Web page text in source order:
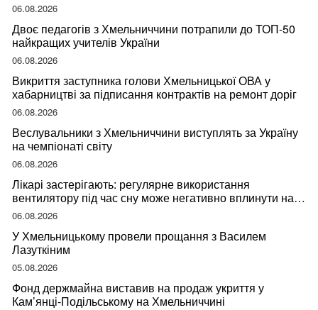
06.08.2026
Двоє педагогів з Хмельниччини потрапили до ТОП-50
найкращих учителів України
06.08.2026
Викриття заступника голови Хмельницької ОВА у
хабарництві за підписання контрактів на ремонт доріг
06.08.2026
Веслувальники з Хмельниччини виступлять за Україну
на чемпіонаті світу
06.08.2026
Лікарі застерігають: регулярне використання
вентилятору під час сну може негативно вплинути на
ваше здоров’я
06.08.2026
У Хмельницькому провели прощання з Василем
Лазуткіним
05.08.2026
Фонд держмайна виставив на продаж укриття у
Кам’янці-Подільському на Хмельниччині